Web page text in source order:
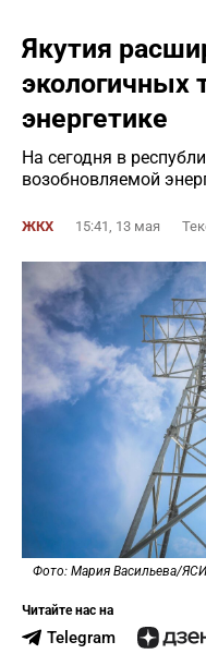
Якутия
экологичных
энергетике
На сегодня в
возобновляемой
ЖКХ 15:41, 13 мая
Фото: Мария Васильева/
Читайте нас на
Telegram